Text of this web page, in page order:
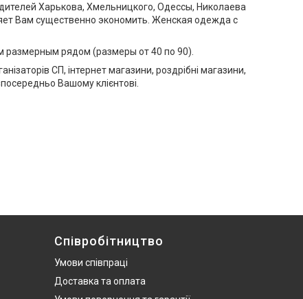
Харькова, Хмельницкого, Одессы, Николаева
Вам существенно экономить. Женская одежда с
размерным рядом (размеры от 40 по 90).
СП, інтернет магазини, роздрібні магазини,
Вашому клієнтові.
Співробітництво
Умови співпраці
Доставка та оплата